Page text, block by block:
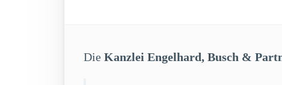
Die Kanzlei Engelhard, Busch &